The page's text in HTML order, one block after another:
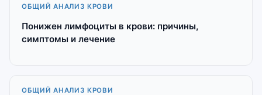
ОБЩИЙ АНАЛИЗ КРОВИ
Понижен лимфоциты в крови: причины,
симптомы и лечение
ОБЩИЙ АНАЛИЗ КРОВИ